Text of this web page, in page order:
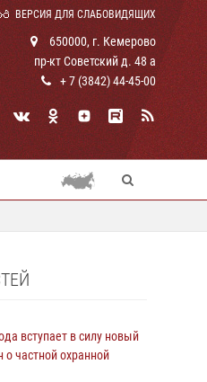
ВЕРСИЯ ДЛЯ СЛАБОВИДЯЩИХ
650000, г. Кемерово
пр-кт Советский д. 48 а
+ 7 (3842) 44-45-00
вступает в силу новый
частной охранной